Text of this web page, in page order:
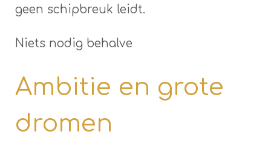
geen schipbreuk leidt.
Niets nodig behalve
Ambitie en grote
dromen